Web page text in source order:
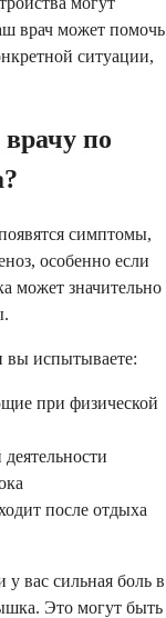
врач может помочь
ситуации,
врачу по
симптомы,
особенно если
может значительно
вы испытываете:
при физической
после отдыха
вас сильная боль в
Это могут быть